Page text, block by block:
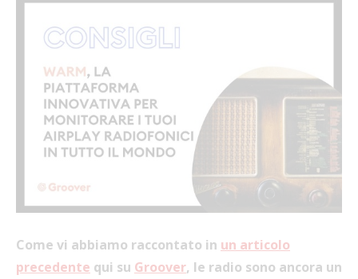
Come vi abbiamo raccontato in un articolo
precedente qui su Groover, le radio sono ancora un